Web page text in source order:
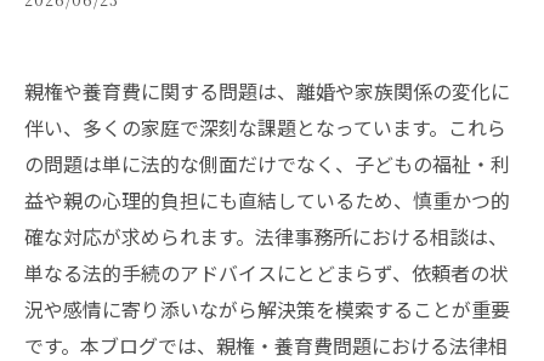
親権や養育費に関する問題は、離婚や家族関係の変化に
伴い、多くの家庭で深刻な課題となっています。これら
の問題は単に法的な側面だけでなく、子どもの福祉・利
益や親の心理的負担にも直結しているため、慎重かつ的
確な対応が求められます。法律事務所における相談は、
単なる法的手続のアドバイスにとどまらず、依頼者の状
況や感情に寄り添いながら解決策を模索することが重要
です。本ブログでは、親権・養育費問題における法律相